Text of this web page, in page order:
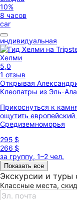
10%
8 часов
car
индивидуальная
Хелми
5,0
1 отзыв
Открывая
Клеопатры из Эль-
Прикоснуться к
ощутить европейский
Средиземноморья
295 $
266 $
за группу, 1–2 чел.
Показать все
Экскурсии и туры
Классные места,